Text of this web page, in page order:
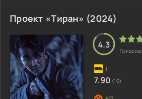
Проект «Тиран» (2024)
4.3
Голосов:
7.90 (10)